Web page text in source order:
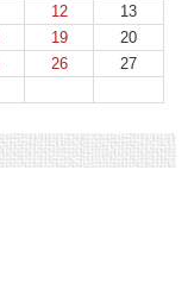
12
13
19
20
26
27